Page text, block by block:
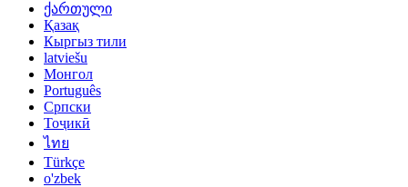
ქართული
Қазақ
Кыргыз тили
latviešu
Монгол
Português
Српски
Тоҷикӣ
ไทย
Türkçe
o'zbek